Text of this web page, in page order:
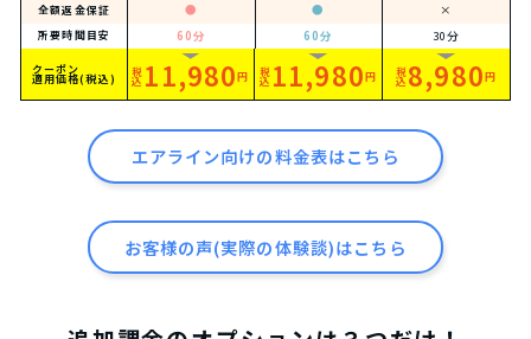
全額返金保証 ● ● ×
所要時間目安 60分 60分 30分
クーポン
適用価格(税込) 税
込 11,980円 税
込 11,980円 税
込8,980円
エアライン向けの料金表はこちら
お客様の声(実際の体験談)はこちら